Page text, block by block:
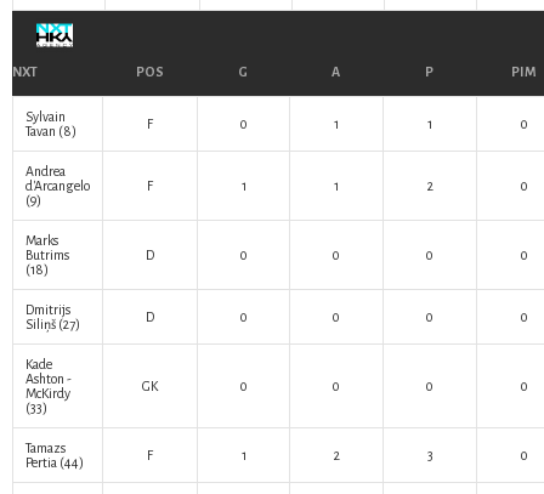
NXT POS G A P PIM
Sylvain
Tavan (8) F 0 1 1 0
Andrea
d'Arcangelo
(9)
F 1 1 2 0
Marks
Butrims
(18)
D 0 0 0 0
Dmitrijs
Siliņš (27) D 0 0 0 0
Kade
Ashton -
McKirdy
(33)
GK 0 0 0 0
Tamazs
Pertia (44) F 1 2 3 0